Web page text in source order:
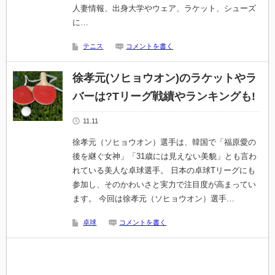
人妻情報、出身大学やウェア、ラケット、シューズ
に…
テニス コメントを書く
徐孝元(ソヒョウオン)のラケットやラ
バーは?Tリーグ戦績やランキングも!
11.11
徐孝元（ソヒョウオン）選手は、韓国で「福原愛の
後を継ぐ女神」「31歳には見えない美貌」とも言わ
れている美人な卓球選手。 日本の卓球Tリーグにも
参加し、そのかわいさと実力で注目度が高まってい
ます。 今回は徐孝元（ソヒョウオン）選手…
卓球 コメントを書く